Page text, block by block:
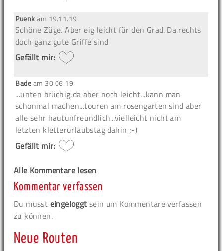
Puenkam 19.11.19
Schöne Züge. Aber eig leicht für den Grad. Da rechts
doch ganz gute Griffe sind
Gefällt mir:
Badeam 30.06.19
...unten brüchig,da aber noch leicht...kann man
schonmal machen...touren am rosengarten sind aber
alle sehr hautunfreundlich...vielleicht nicht am
letzten kletterurlaubstag dahin ;-)
Gefällt mir:
Alle Kommentare lesen
Kommentar verfassen
Du musst eingeloggt sein um Kommentare verfassen
zu können.
Neue Routen